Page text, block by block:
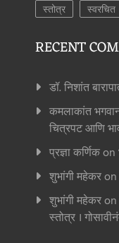
स्तोत्र
स्वरचित
RECENT
डॉ. निशांत
कमलाकांत
चित्रपट आणि
प्रज्ञा कर्णिकon
शुभांगी महेकरon
शुभांगी महेकरon
स्तोत्र ।